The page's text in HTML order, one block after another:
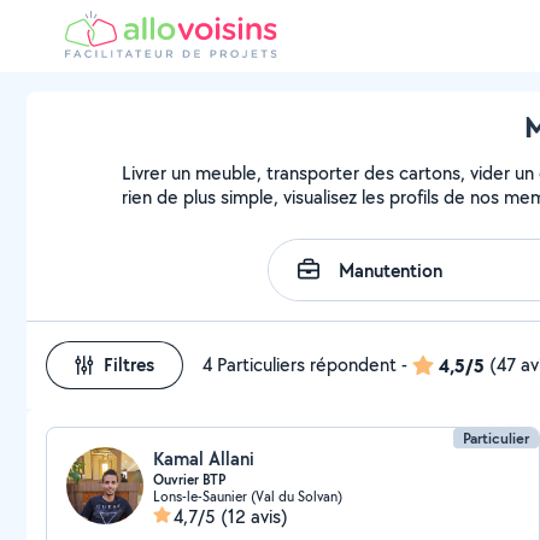
Livrer un meuble, transporter des cartons, vider
rien de plus simple, visualisez les profils de nos
Filtres 4 Particuliers répondent- 4,5/5 (47
Particulier
Kamal Allani
Ouvrier BTP
Lons-le-Saunier (Val du Solvan)
4,7/5 (12 avis)